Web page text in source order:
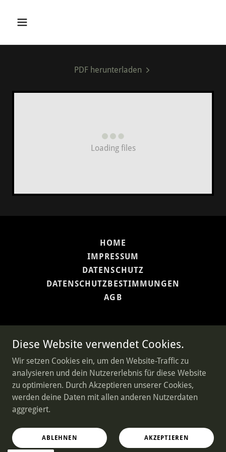
PDF herunterladen
Loading files
HOME
IMPRESSUM
DATENSCHUTZ
DATENSCHUTZBESTIMMUNGEN
AGB
STAIRS Cocktail Bar
Copyright © 2025 STAIRS Bar Berlin – Alle Rechte
Diese Website verwendet Cookies.
Wir setzen Cookies ein, um den Website-Traffic zu
analysieren und dein Nutzererlebnis für diese Website
zu optimieren. Durch Akzeptieren unserer Cookies,
werden deine Daten mit allen anderen Nutzerdaten
aggregiert.
ABLEHNEN AKZEPTIEREN